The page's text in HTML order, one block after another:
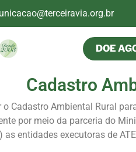
DOE
Cadastro
o Cadastro Ambiental Rural
por meio da parceria do
entidades executoras de